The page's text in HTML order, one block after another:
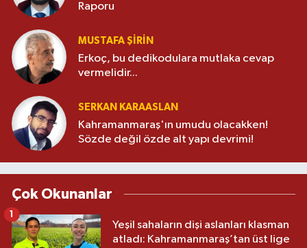
Raporu
MUSTAFA ŞİRİN
Erkoç, bu dedikodulara mutlaka cevap
vermelidir...
SERKAN KARAASLAN
Kahramanmaraş'ın umudu olacakken!
Sözde değil özde alt yapı devrimi!
Çok Okunanlar
Yeşil sahaların dişi aslanları klasman
atladı: Kahramanmaraş’tan üst lige
1